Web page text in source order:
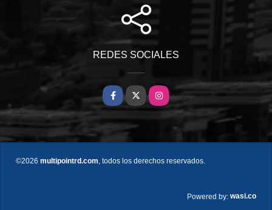
REDES SOCIALES
Facebook
X Instagram
©2026 multipointrd.com, todos los derechos reservados.
Powered by: wasi.co